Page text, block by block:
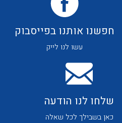
לכל מוצרי היצרן
לכל מוצרי היצרן
חפשנו אותנו בפייסבוק
עשו לנו לייק
שלחו לנו הודעה
כאן בשבילך לכל שאלה